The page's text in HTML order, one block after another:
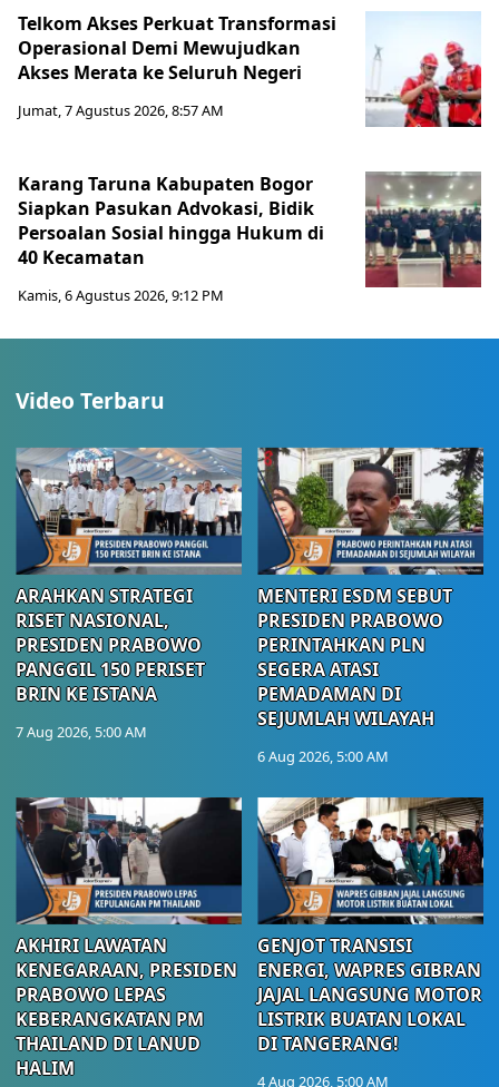
Telkom Akses Perkuat Transformasi
Operasional Demi Mewujudkan
Akses Merata ke Seluruh Negeri
Jumat, 7 Agustus 2026, 8:57 AM
Karang Taruna Kabupaten Bogor
Siapkan Pasukan Advokasi, Bidik
Persoalan Sosial hingga Hukum di
40 Kecamatan
Kamis, 6 Agustus 2026, 9:12 PM
Video Terbaru
ARAHKAN STRATEGI
RISET NASIONAL,
PRESIDEN PRABOWO
PANGGIL 150 PERISET
BRIN KE ISTANA
7 Aug 2026, 5:00 AM
MENTERI ESDM SEBUT
PRESIDEN PRABOWO
PERINTAHKAN PLN
SEGERA ATASI
PEMADAMAN DI
SEJUMLAH WILAYAH
6 Aug 2026, 5:00 AM
AKHIRI LAWATAN
KENEGARAAN, PRESIDEN
PRABOWO LEPAS
KEBERANGKATAN PM
THAILAND DI LANUD
HALIM
GENJOT TRANSISI
ENERGI, WAPRES GIBRAN
JAJAL LANGSUNG MOTOR
LISTRIK BUATAN LOKAL
DI TANGERANG!
4 Aug 2026, 5:00 AM